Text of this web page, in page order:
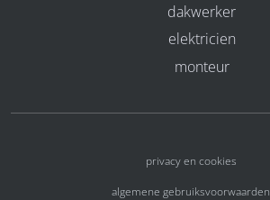
dakwerker
elektricien
monteur
privacy en cookies
algemene gebruiksvoorwaarden